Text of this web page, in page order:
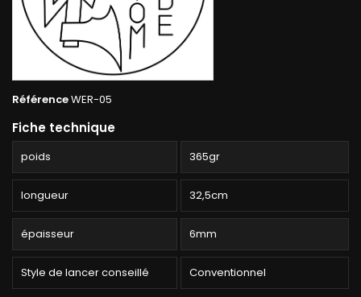
RéférenceWER-05
Fiche technique
poids 365gr
longueur 32,5cm
épaisseur 6mm
Style de lancer conseillé Conventionnel